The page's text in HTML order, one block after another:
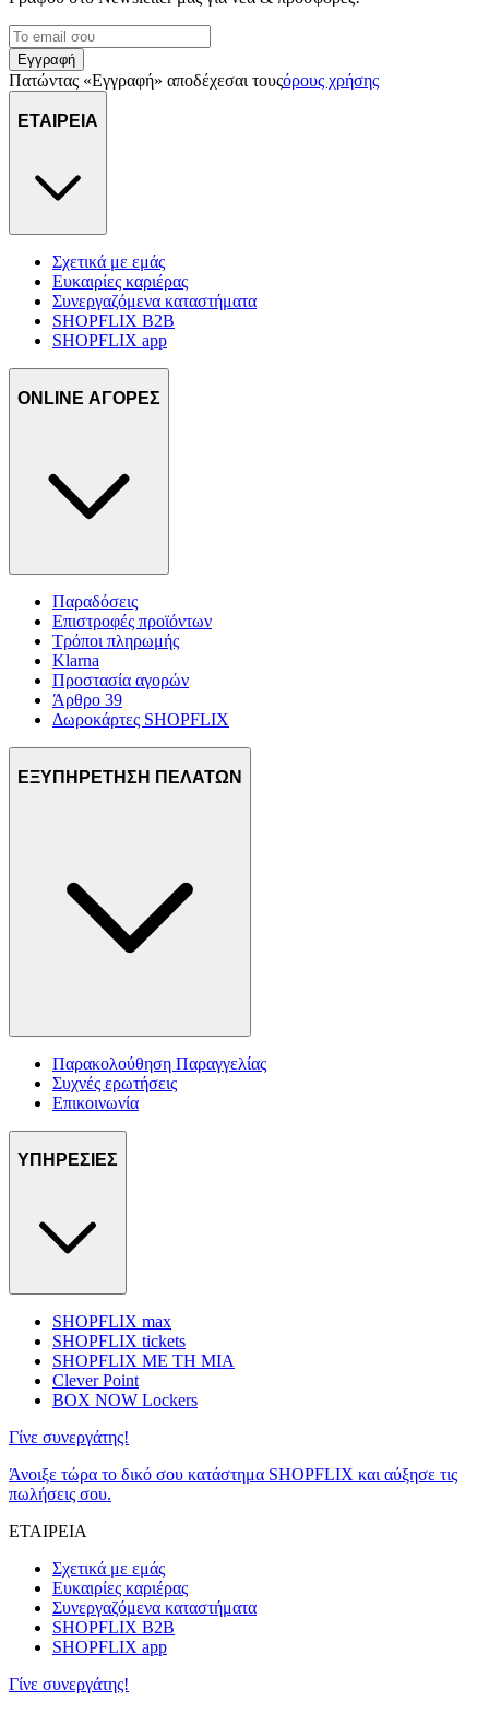
μας και την ανάπτυξη προϊόντων. Επίσης, κοινοποιούμε
πληροφορίες σχετικά με την από μέρους σας χρήση της
τοποθεσίας μας στους συνεργάτες μέσων κοινωνικής
δικτύωσης, διαφημίσεων και ανάλυσης.
Εγγραφή
Πατώντας «Εγγραφή» αποδέχεσαι τουςόρους χρήσης
ΕΤΑΙΡΕΙΑ
Σχετικά με εμάς
Ευκαιρίες καριέρας
Συνεργαζόμενα καταστήματα
SHOPFLIX B2B
SHOPFLIX app
ONLINE ΑΓΟΡΕΣ
Παραδόσεις
Επιστροφές προϊόντων
Τρόποι πληρωμής
Klarna
Προστασία αγορών
Άρθρο 39
Δωροκάρτες SHOPFLIX
ΕΞΥΠΗΡΕΤΗΣΗ ΠΕΛΑΤΩΝ
Παρακολούθηση Παραγγελίας
Συχνές ερωτήσεις
Επικοινωνία
ΥΠΗΡΕΣΙΕΣ
SHOPFLIX max
SHOPFLIX tickets
SHOPFLIX ΜΕ ΤΗ ΜΙΑ
Clever Point
BOX NOW Lockers
Γίνε συνεργάτης!
Άνοιξε τώρα το δικό σου κατάστημα SHOPFLIX και αύξησε τις
πωλήσεις σου.
ΕΤΑΙΡΕΙΑ
Σχετικά με εμάς
Ευκαιρίες καριέρας
Συνεργαζόμενα καταστήματα
SHOPFLIX B2B
SHOPFLIX app
Γίνε συνεργάτης!